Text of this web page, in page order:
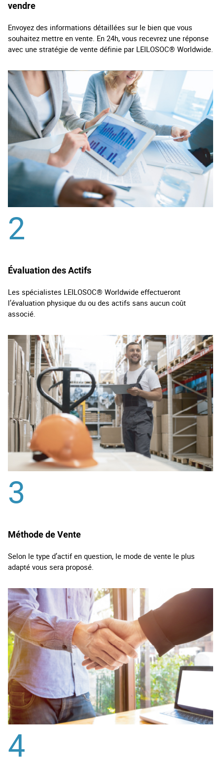
vendre
Envoyez des informations détaillées sur le bien que vous
souhaitez mettre en vente. En 24h, vous recevrez une réponse
avec une stratégie de vente définie par LEILOSOC® Worldwide.
2
Évaluation des Actifs
Les spécialistes LEILOSOC® Worldwide effectueront
l’évaluation physique du ou des actifs sans aucun coût
associé.
3
Méthode de Vente
Selon le type d’actif en question, le mode de vente le plus
adapté vous sera proposé.
4